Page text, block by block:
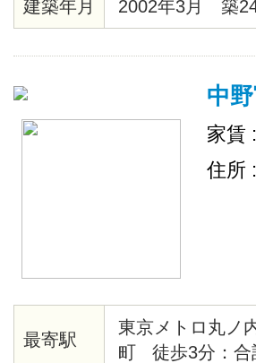
建築年月 2002年3月 築
中
家賃
住所
最寄駅
東京メトロ丸ノ
町 徒歩3分：合